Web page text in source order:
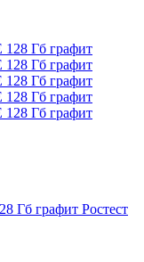
Гб графит Ростест